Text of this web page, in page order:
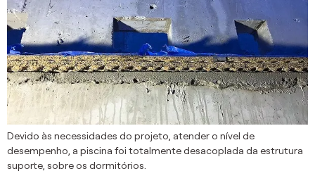
Devido às necessidades do projeto, atender o nível de
desempenho, a piscina foi totalmente desacoplada da estrutura
suporte, sobre os dormitórios.